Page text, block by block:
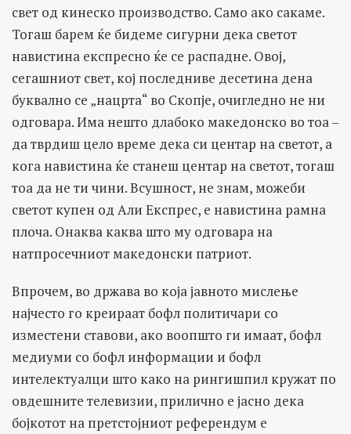
свет од кинеско производство. Само ако сакаме.
Тогаш барем ќе бидеме сигурни дека светот
навистина експресно ќе се распадне. Овој,
сегашниот свет, кој последниве десетина дена
буквално се „нацрта“ во Скопје, очигледно не ни
одговара. Има нешто длабоко македонско во тоа –
да тврдиш цело време дека си центар на светот, а
кога навистина ќе станеш центар на светот, тогаш
тоа да не ти чини. Всушност, не знам, можеби
светот купен од Али Експрес, е навистина рамна
плоча. Онаква каква што му одговара на
натпросечниот македонски патриот.
Впрочем, во држава во која јавното мислење
најчесто го креираат бофл политичари со
изместени ставови, ако воопшто ги имаат, бофл
медиуми со бофл информации и бофл
интелектуалци што како на рингишпил кружат по
овдешните телевизии, прилично е јасно дека
бојкотот на претстојниот референдум е